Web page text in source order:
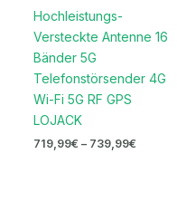
Hochleistungs-
Versteckte Antenne 16
Bänder 5G
Telefonstörsender 4G
Wi-Fi 5G RF GPS
LOJACK
719,99€ – 739,99€